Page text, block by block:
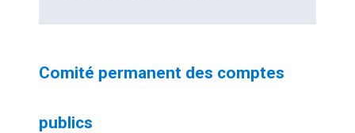
Comité permanent des comptes
publics